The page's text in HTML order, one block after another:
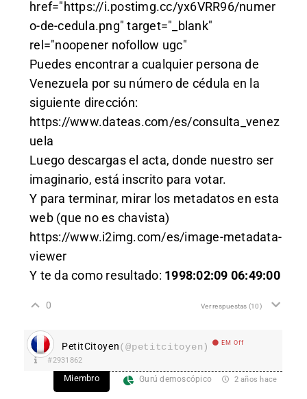
href="https://i.postimg.cc/yx6VRR96/numer
o-de-cedula.png" target="_blank"
rel="noopener nofollow ugc"
Puedes encontrar a cualquier persona de
Venezuela por su número de cédula en la
siguiente dirección:
https://www.dateas.com/es/consulta_venez
uela
Luego descargas el acta, donde nuestro ser
imaginario, está inscrito para votar.
Y para terminar, mirar los metadatos en esta
web (que no es chavista)
https://www.i2img.com/es/image-metadata-
viewer
Y te da como resultado: 1998:02:09 06:49:00
0 Ver respuestas (10)
PetitCitoyen(@petitcitoyen) EM Off
#2931862
Miembro Gurú demoscópico 2 años hace